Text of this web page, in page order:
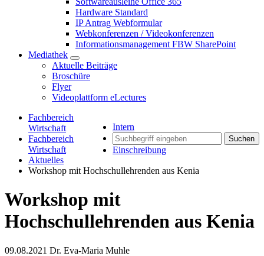
Hardware Standard
IP Antrag Webformular
Webkonferenzen / Videokonferenzen
Informationsmanagement FBW SharePoint
Mediathek
Aktuelle Beiträge
Broschüre
Flyer
Videoplattform eLectures
Intern
Suchen
Einschreibung
Fachbereich
Wirtschaft
Fachbereich
Wirtschaft
Aktuelles
Workshop mit Hochschullehrenden aus Kenia
Workshop mit
Hochschullehrenden aus Kenia
09.08.2021 Dr. Eva-Maria Muhle